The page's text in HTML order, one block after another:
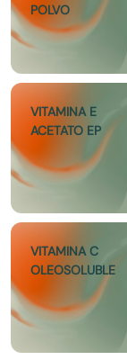
POLVO
VITAMINA E
ACETATO EP
VITAMINA C
OLEOSOLUBLE